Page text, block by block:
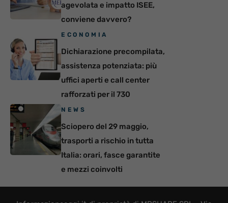
agevolata e impatto ISEE,
conviene davvero?
ECONOMIA
Dichiarazione precompilata,
assistenza potenziata: più
uffici aperti e call center
rafforzati per il 730
NEWS
Sciopero del 29 maggio,
trasporti a rischio in tutta
Italia: orari, fasce garantite
e mezzi coinvolti